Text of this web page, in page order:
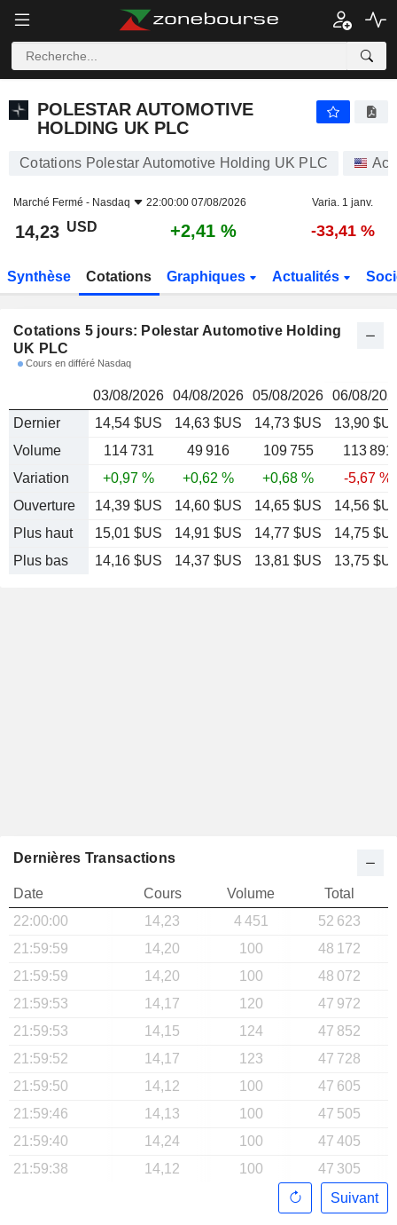
POLESTAR AUTOMOTIVE HOLDING UK PLC 14,23
POLESTAR AUTOMOTIVE
HOLDING UK PLC
Cotations Polestar Automotive Holding UK PLC
Marché Fermé - Nasdaq 22:00:00 07/08/2026 Varia. 1 janv.
14,23 USD +2,41 % -33,41 %
Synthèse Cotations Graphiques Actualités
Cotations 5 jours: Polestar Automotive Holding
UK PLC
Cours en différé Nasdaq
03/08/2026 04/08/2026 05/08/2026 06/08/
Dernier
14,54 $US 14,63 $US 14,73 $US
13,90
Volume
114 731 49 916 109 755
113 891
Variation
+0,97 % +0,62 % +0,68 %
-5,67 %
Ouverture
14,39 $US 14,60 $US 14,65 $US
14,56
Plus haut
15,01 $US 14,91 $US 14,77 $US
14,75
Plus bas
14,16 $US 14,37 $US 13,81 $US 13,75
Dernières Transactions
Date Cours Volume
Total
22:00:00
14,23 4 451
52 623
21:59:59
14,20 100
48 172
21:59:59
14,20 100
48 072
21:59:53
14,17 120
47 972
21:59:53
14,15 124
47 852
21:59:52
14,17 123
47 728
21:59:50
14,12 100
47 605
21:59:46
14,13 100
47 505
21:59:40
14,24 100
47 405
21:59:38
14,12 100
47 305
Suivant